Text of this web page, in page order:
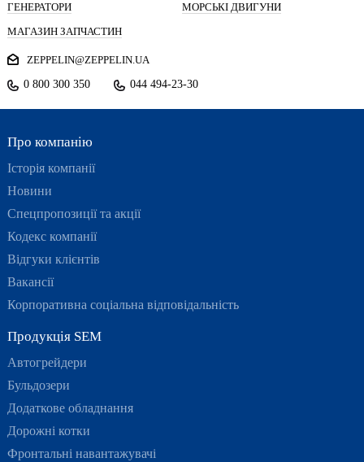
ГЕНЕРАТОРИ
МОРСЬКІ ДВИГУНИ
МАГАЗИН ЗАПЧАСТИН
ZEPPELIN@ZEPPELIN.UA
0 800 300 350
044 494-23-30
Про компанію
Історія компанії
Новини
Спецпропозиції та акції
Кодекс компанії
Відгуки клієнтів
Вакансії
Корпоративна соціальна відповідальність
Продукція SEM
Автогрейдери
Бульдозери
Додаткове обладнання
Дорожні котки
Фронтальні навантажувачі